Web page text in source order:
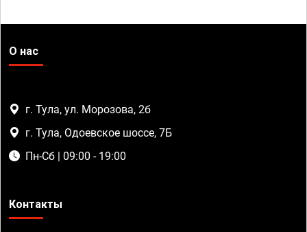
О нас
г. Тула, ул. Морозова, 2б
г. Тула, Одоевское шоссе, 7Б
Пн-Сб | 09:00 - 19:00
Контакты